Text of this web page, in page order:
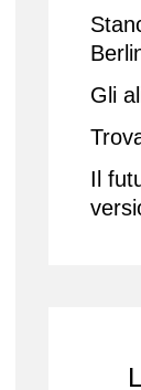
Gli
Il